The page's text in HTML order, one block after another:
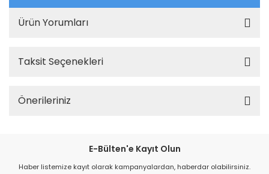
Ürün Yorumları
Taksit Seçenekleri
Önerileriniz
E-Bülten'e Kayıt Olun
Haber listemize kayıt olarak kampanyalardan, haberdar olabilirsiniz.